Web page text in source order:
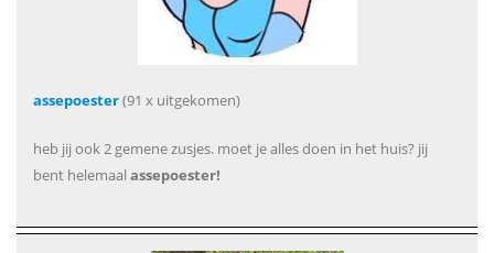
assepoester(91 x uitgekomen)
heb jij ook 2 gemene zusjes. moet je alles doen in het huis? jij
bent helemaal assepoester!